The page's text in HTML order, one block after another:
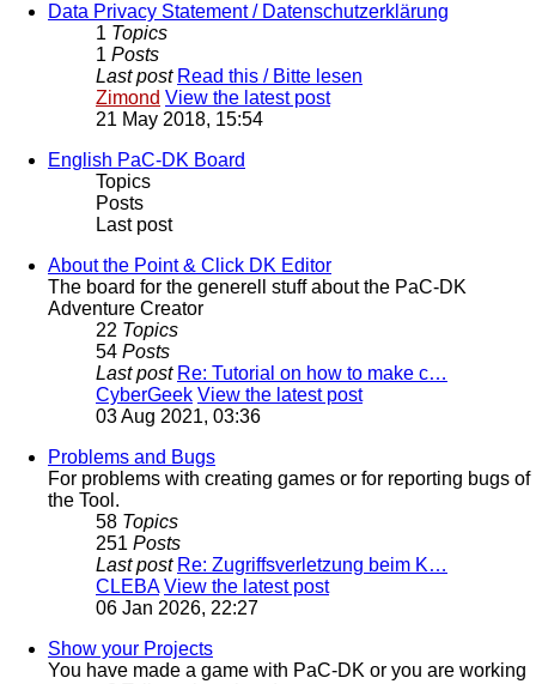
Data Privacy Statement / Datenschutzerklärung
1 Topics
1 Posts
Last post Read this / Bitte lesen
Zimond View the latest post
21 May 2018, 15:54
English PaC-DK Board
Topics
Posts
Last post
About the Point & Click DK Editor
The board for the generell stuff about the PaC-DK
Adventure Creator
22 Topics
54 Posts
Last post Re: Tutorial on how to make c…
CyberGeek View the latest post
03 Aug 2021, 03:36
Problems and Bugs
For problems with creating games or for reporting bugs of
the Tool.
58 Topics
251 Posts
Last post Re: Zugriffsverletzung beim K…
CLEBA View the latest post
06 Jan 2026, 22:27
Show your Projects
You have made a game with PaC-DK or you are working